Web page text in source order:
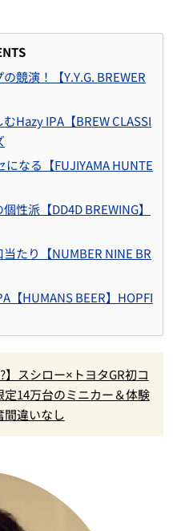
競演！【Y.Y.G. BREWER
Hazy IPA【BREW CLASSI
なる【FUJIYAMA HUNTE
派【DD4D BREWING】
たり【NUMBER NINE BR
HUMANS BEER】HOPFI
】スシロー×トヨタGR初コ
14万台のミニカー＆体験
間違いなし